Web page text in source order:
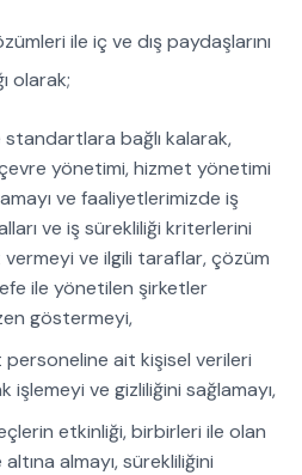
ile iç ve dış paydaşlarını
olarak;
bağlı kalarak,
yönetimi, hizmet yönetimi
ve faaliyetlerimizde iş
ve iş sürekliliği kriterlerini
ve ilgili taraflar, çözüm
ile yönetilen şirketler
göstermeyi,
ait kişisel verileri
ve gizliliğini sağlamayı,
etkinliği, birbirleri ile olan
almayı, sürekliliğini